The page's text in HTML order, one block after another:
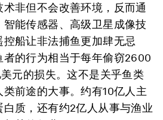
非但不会改善环境，反而通
能传感器、高级卫星成像技
船让非法捕鱼更加肆无忌
者的行为相当于每年偷窃2600
元的损失。这不是关乎鱼类
前途的大事。约有10亿人主
质，还有约2亿人从事与渔业